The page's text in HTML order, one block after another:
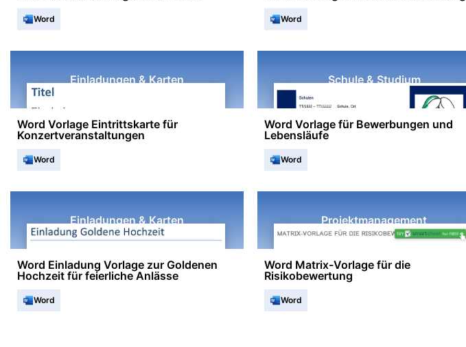
Word Word
Einladungen & Karten
Word Vorlage Eintrittskarte für
Konzertveranstaltungen
Word
Schule & Studium
Word Vorlage für Bewerbungen und
Lebensläufe
Word
Einladungen & Karten
Word Einladung Vorlage zur Goldenen
Hochzeit für feierliche Anlässe
Word
Projektmanagement
Word Matrix-Vorlage für die
Risikobewertung
Word